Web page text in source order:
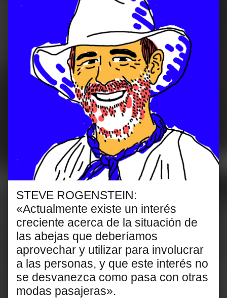
STEVE ROGENSTEIN:
«Actualmente existe un interés
creciente acerca de la situación de
las abejas que deberíamos
aprovechar y utilizar para involucrar
a las personas, y que este interés no
se desvanezca como pasa con otras
modas pasajeras».